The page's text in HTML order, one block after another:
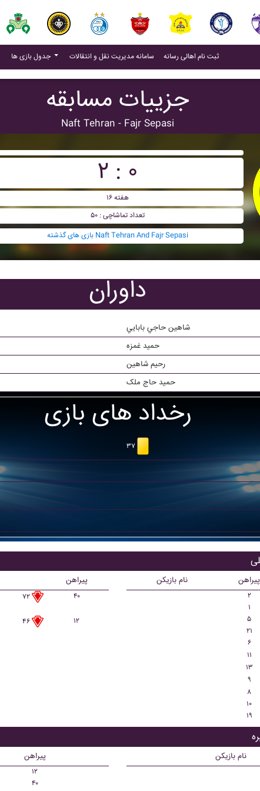
جدول بازی ها سامانه مدیریت نقل و انتقالات (current)
ثبت نام اهالی رسانه(current)
جزییات مسابقه
Naft Tehran - Fajr Sepasi
۲ : ۰
هفته ۱۶
تعداد تماشاچی : ۵۰
بازی های گذشته Naft Tehran And Fajr Sepasi
داوران
شاهين حاجي بابايي
حميد غمزه
رحيم شاهين
حمید حاج ملک
رخداد های بازی
۳۷
پیراهن
۷۲
۴۰
۴۶
۱۲
پیراهن
۱۲
۴۰
نام بازیکن پیراهن
۲
۱
۵
۲۱
۶
۱۱
۱۳
۹
۸
۱۰
۱۹
نام بازیکن